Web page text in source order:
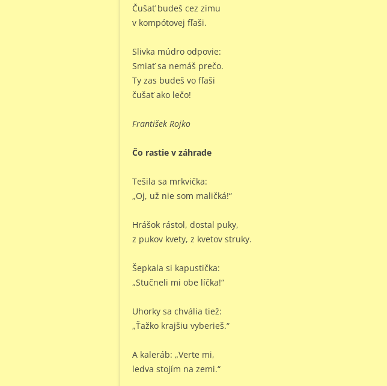
Čušať budeš cez zimu
v kompótovej fľaši.
Slivka múdro odpovie:
Smiať sa nemáš prečo.
Ty zas budeš vo fľaši
čušať ako lečo!
František Rojko
Čo rastie v záhrade
Tešila sa mrkvička:
„Oj, už nie som maličká!“
Hrášok rástol, dostal puky,
z pukov kvety, z kvetov struky.
Šepkala si kapustička:
„Stučneli mi obe líčka!“
Uhorky sa chvália tiež:
„Ťažko krajšiu vyberieš.“
A kaleráb: „Verte mi,
ledva stojím na zemi.“